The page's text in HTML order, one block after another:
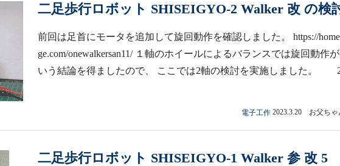
二足歩行ロボット SHISEIGYO-2 Walker 改 の検
前回は足首にモータを追加して旋回動作を確認しました。 https://
ge.com/onewalkersan11/ １軸のホイールによるバランスでは旋回動作
いう結論を得ましたので、 ここでは2軸の検討を実施しました。
電子工作 2023.3.20 お父ちゃ
二足歩行ロボット SHISEIGYO-1 Walker 参 改 5